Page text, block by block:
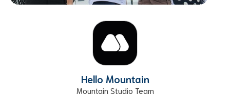
Hello Mountain
Mountain Studio Team